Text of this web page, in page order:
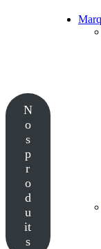
N
o
s
p
r
o
d
u
it
s